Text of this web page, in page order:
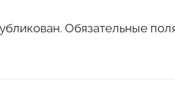
Обязательные